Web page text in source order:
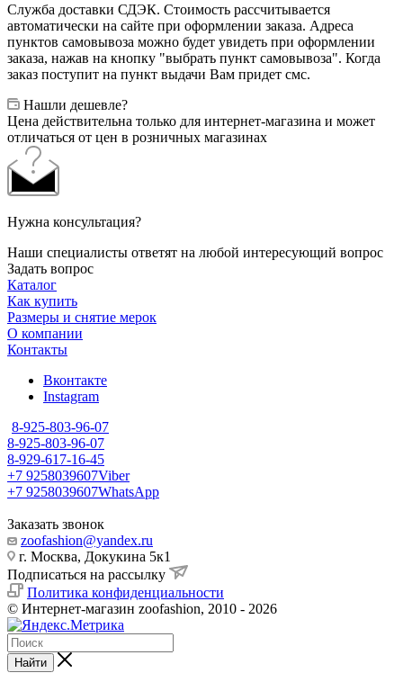
Служба доставки СДЭК. Стоимость рассчитывается
автоматически на сайте при оформлении заказа. Адреса
пунктов самовывоза можно будет увидеть при оформлении
заказа, нажав на кнопку "выбрать пункт самовывоза". Когда
заказ поступит на пункт выдачи Вам придет смс.
Нашли дешевле?
Цена действительна только для интернет-магазина и может
отличаться от цен в розничных магазинах
Нужна консультация?
Наши специалисты ответят на любой интересующий вопрос
Задать вопрос
Каталог
Как купить
Размеры и снятие мерок
О компании
Контакты
Вконтакте
Instagram
8-925-803-96-07
8-925-803-96-07
8-929-617-16-45
+7 9258039607Viber
+7 9258039607WhatsApp
Заказать звонок
zoofashion@yandex.ru
г. Москва, Докукина 5к1
Подписаться на рассылку
Политика конфиденциальности
© Интернет-магазин zoofashion, 2010 - 2026
Найти